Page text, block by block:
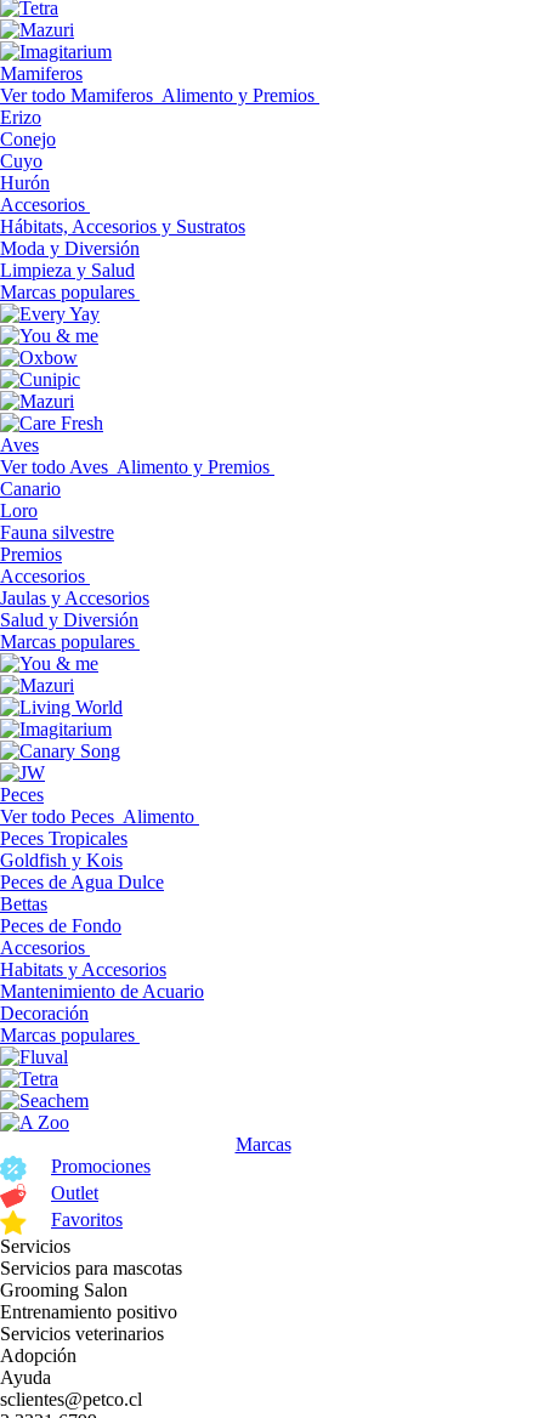
Mamiferos
Ver todo Mamiferos Alimento y Premios
Erizo
Conejo
Cuyo
Hurón
Accesorios
Hábitats, Accesorios y Sustratos
Moda y Diversión
Limpieza y Salud
Marcas populares
Aves
Ver todo Aves Alimento y Premios
Canario
Loro
Fauna silvestre
Premios
Accesorios
Jaulas y Accesorios
Salud y Diversión
Marcas populares
Peces
Ver todo Peces Alimento
Peces Tropicales
Goldfish y Kois
Peces de Agua Dulce
Bettas
Peces de Fondo
Accesorios
Habitats y Accesorios
Mantenimiento de Acuario
Decoración
Marcas populares
Marcas
Promociones
Outlet
Favoritos
Servicios
Servicios para mascotas
Grooming Salon
Entrenamiento positivo
Servicios veterinarios
Adopción
Ayuda
sclientes@petco.cl